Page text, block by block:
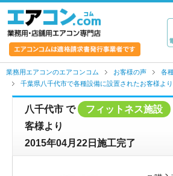
業務用エアコンのエアコンコム お客様の声 各
千葉県八千代市で各種設備に設置されたお客様より
八千代市 で フィットネス施設
客様より
2015年04月22日施工完了